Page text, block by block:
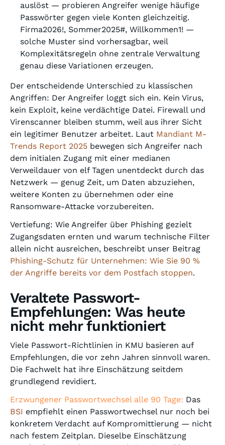
auslöst — probieren Angreifer wenige häufige
Passwörter gegen viele Konten gleichzeitig.
Firma2026!, Sommer2025#, Willkommen1! —
solche Muster sind vorhersagbar, weil
Komplexitätsregeln ohne zentrale Verwaltung
genau diese Variationen erzeugen.
Der entscheidende Unterschied zu klassischen
Angriffen: Der Angreifer loggt sich ein. Kein Virus,
kein Exploit, keine verdächtige Datei. Firewall und
Virenscanner bleiben stumm, weil aus ihrer Sicht
ein legitimer Benutzer arbeitet. Laut Mandiant M-
Trends Report 2025bewegen sich Angreifer nach
dem initialen Zugang mit einer medianen
Verweildauer von elf Tagen unentdeckt durch das
Netzwerk — genug Zeit, um Daten abzuziehen,
weitere Konten zu übernehmen oder eine
Ransomware-Attacke vorzubereiten.
Vertiefung: Wie Angreifer über Phishing gezielt
Zugangsdaten ernten und warum technische Filter
allein nicht ausreichen, beschreibt unser Beitrag
Phishing-Schutz für Unternehmen: Wie Sie 90 %
der Angriffe bereits vor dem Postfach stoppen.
Veraltete Passwort-
Empfehlungen: Was heute
nicht mehr funktioniert
Viele Passwort-Richtlinien in KMU basieren auf
Empfehlungen, die vor zehn Jahren sinnvoll waren.
Die Fachwelt hat ihre Einschätzung seitdem
grundlegend revidiert.
Erzwungener Passwortwechsel alle 90 Tage: Das
BSI empfiehlt einen Passwortwechsel nur noch bei
konkretem Verdacht auf Kompromittierung — nicht
nach festem Zeitplan. Dieselbe Einschätzung